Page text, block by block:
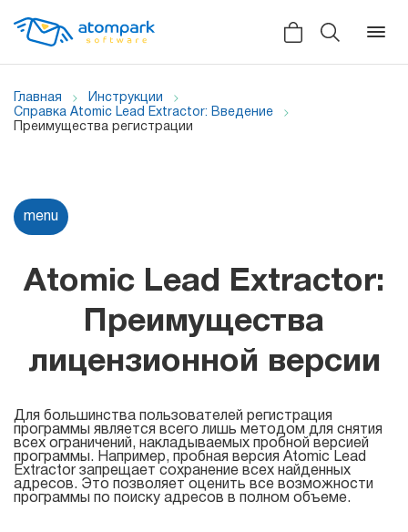
Программы
массовой
рассылки
Atomic Mail Sender
Atomic Tracker
Все сервисы
Atomic SMS Sender
Telegram
Atomic Verifier Online
Отзывы
Новости
Видеоролики
Справка
Договор оферты
Главная
Инструкции
Справка Atomic Lead Extractor: Введение
Преимущества регистрации
menu
Atomic Lead Extractor:
Преимущества
лицензионной версии
Для большинства пользователей регистрация
программы является всего лишь методом для снятия
всех ограничений, накладываемых пробной версией
программы. Например, пробная версия Atomic Lead
Extractor запрещает сохранение всех найденных
адресов. Это позволяет оценить все возможности
программы по поиску адресов в полном объеме.